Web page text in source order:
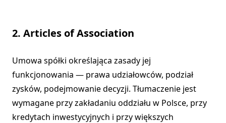
2. Articles of Association
Umowa spółki określająca zasady jej
funkcjonowania — prawa udziałowców, podział
zysków, podejmowanie decyzji. Tłumaczenie jest
wymagane przy zakładaniu oddziału w Polsce, przy
kredytach inwestycyjnych i przy większych